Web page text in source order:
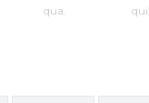
qua. qui.